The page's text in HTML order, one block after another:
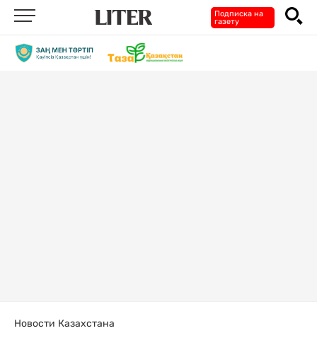
Подписка на
газету
Новости Казахстана